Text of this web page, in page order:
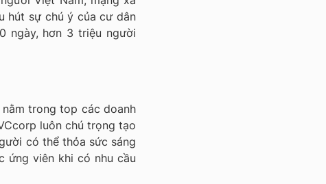
hút sự chú ý của cư dân
ngày, hơn 3 triệu người
trong top các doanh
luôn chú trọng tạo
có thể thỏa sức sáng
ứng viên khi có nhu cầu